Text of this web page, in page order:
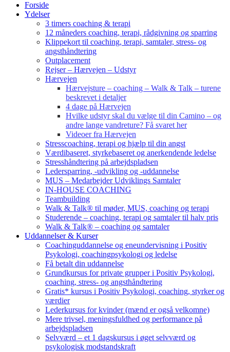
Forside
Ydelser
3 timers coaching & terapi
12 måneders coaching, terapi, rådgivning og sparring
Klippekort til coaching, terapi, samtaler, stress- og
angsthåndtering
Outplacement
Rejser – Hærvejen – Udstyr
Hærvejen
Hærvejsture – coaching – Walk & Talk – turene
beskrevet i detaljer
4 dage på Hærvejen
Hvilke udstyr skal du vælge til din Camino – og
andre lange vandreture? Få svaret her
Videoer fra Hærvejen
Stresscoaching, terapi og hjælp til din angst
Værdibaseret, styrkebaseret og anerkendende ledelse
Stresshåndtering på arbejdspladsen
Ledersparring, -udvikling og -uddannelse
MUS – Medarbejder Udviklings Samtaler
IN-HOUSE COACHING
Teambuilding
Walk & Talk® til møder, MUS, coaching og terapi
Studerende – coaching, terapi og samtaler til halv pris
Walk & Talk® – coaching og samtaler
Uddannelser & Kurser
Coachinguddannelse og eneundervisning i Positiv
Psykologi, coachingpsykologi og ledelse
Få betalt din uddannelse
Grundkursus for private grupper i Positiv Psykologi,
coaching, stress- og angsthåndtering
Gratis* kursus i Positiv Psykologi, coaching, styrker og
værdier
Lederkursus for kvinder (mænd er også velkomne)
Mere trivsel, meningsfuldhed og performance på
arbejdspladsen
Selvværd – et 1 dagskursus i øget selvværd og
psykologisk modstandskraft